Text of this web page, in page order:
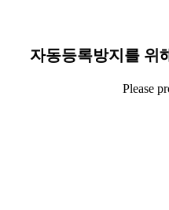
자동등록방지를 위
Please